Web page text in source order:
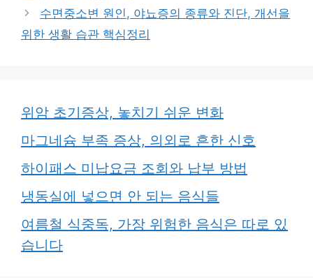
수면중소변 원인, 야뇨증의 종류와 진단, 개선을
위한 생활 습관 핵심정리
위암 초기증상, 놓치기 쉬운 변화
마그네슘 부족 증상, 의외로 흔한 신호
하이패스 미납요금 조회와 납부 방법
냉동실에 넣으면 안 되는 음식들
여름철 식중독, 가장 위험한 음식은 따로 있
습니다